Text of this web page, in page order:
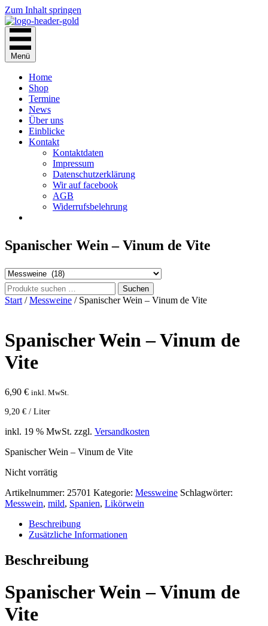
Zum Inhalt springen
Menü
Home
Shop
Termine
News
Über uns
Einblicke
Kontakt
Kontaktdaten
Impressum
Datenschutzerklärung
Wir auf facebook
AGB
Widerrufsbelehrung
Spanischer Wein – Vinum de Vite
Suchen
nach:
Suchen
Start /Messweine / Spanischer Wein – Vinum de Vite
Spanischer Wein – Vinum de
Vite
6,90 € inkl. MwSt.
9,20 € / Liter
inkl. 19 % MwSt. zzgl. Versandkosten
Spanischer Wein – Vinum de Vite
Nicht vorrätig
Artikelnummer: 25701 Kategorie: Messweine Schlagwörter:
Messwein, mild, Spanien, Likörwein
Beschreibung
Zusätzliche Informationen
Beschreibung
Spanischer Wein – Vinum de
Vite